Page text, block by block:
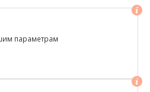
параметрам